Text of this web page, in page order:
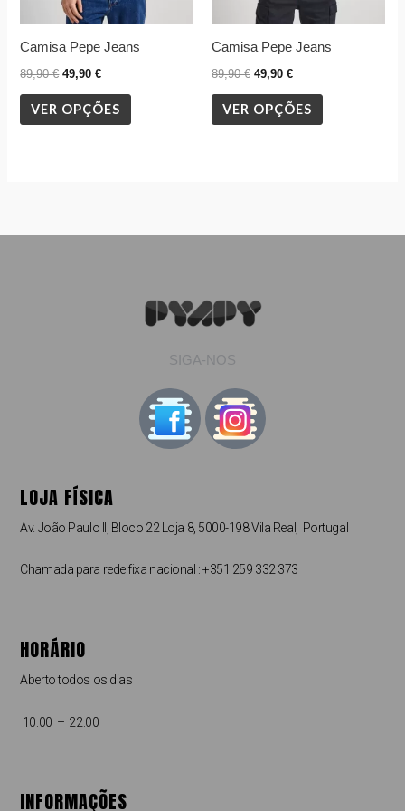
Camisa Pepe Jeans
89,90€ 49,90€
VER OPÇÕES
chosen
on
product
page
Camisa Pepe Jeans
89,90€ 49,90 €
VER OPÇÕES
chosen
on
product
page
SIGA-NOS
LOJA FÍSICA
Av. João Paulo II, Bloco 22 Loja 8, 5000-198 Vila Real, Portugal
Chamada para rede fixa nacional : +351 259 332 373
HORÁRIO
Aberto todos os dias
10:00 – 22:00
INFORMAÇÕES